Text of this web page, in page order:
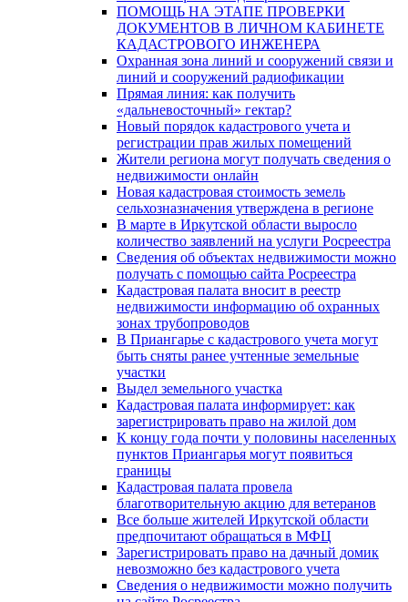
ПОМОЩЬ НА ЭТАПЕ ПРОВЕРКИ
ДОКУМЕНТОВ В ЛИЧНОМ КАБИНЕТЕ
КАДАСТРОВОГО ИНЖЕНЕРА
Охранная зона линий и сооружений связи и
линий и сооружений радиофикации
Прямая линия: как получить
«дальневосточный» гектар?
Новый порядок кадастрового учета и
регистрации прав жилых помещений
Жители региона могут получать сведения о
недвижимости онлайн
Новая кадастровая стоимость земель
сельхозназначения утверждена в регионе
В марте в Иркутской области выросло
количество заявлений на услуги Росреестра
Сведения об объектах недвижимости можно
получать с помощью сайта Росреестра
Кадастровая палата вносит в реестр
недвижимости информацию об охранных
зонах трубопроводов
В Приангарье с кадастрового учета могут
быть сняты ранее учтенные земельные
участки
Выдел земельного участка
Кадастровая палата информирует: как
зарегистрировать право на жилой дом
К концу года почти у половины населенных
пунктов Приангарья могут появиться
границы
Кадастровая палата провела
благотворительную акцию для ветеранов
Все больше жителей Иркутской области
предпочитают обращаться в МФЦ
Зарегистрировать право на дачный домик
невозможно без кадастрового учета
Сведения о недвижимости можно получить